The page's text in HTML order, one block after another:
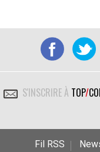
S'INSCRIRE À TOP/
Fil RSS